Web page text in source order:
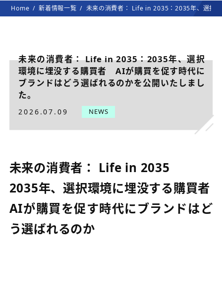
Home 新着情報一覧 未来の消費者： Life in 2035：2035年、選択
未来の消費者： Life in 2035：2035年、選択
環境に埋没する購買者 AIが購買を促す時代に
ブランドはどう選ばれるのかを公開いたしまし
た。
2026.07.09 NEWS
未来の消費者： Life in 2035
2035年、選択環境に埋没する購買者
AIが購買を促す時代にブランドはど
う選ばれるのか